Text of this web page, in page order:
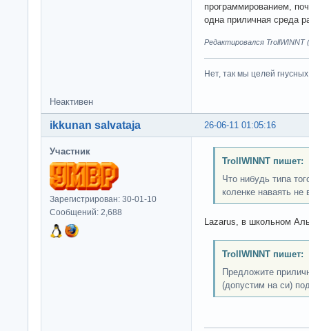
программированием,
одна приличная среда
Редактировался TrollWINNT
Нет, так мы целей
Неактивен
26-06-11 01:05:16
ikkunan salvataja
Участник
Зарегистрирован: 30-01-10
Сообщений: 2,688
TrollWINNT пишет:
Что нибудь типа
коленке наваять не
Lazarus, в школьном
TrollWINNT пишет:
Предложите
(допустим на си)